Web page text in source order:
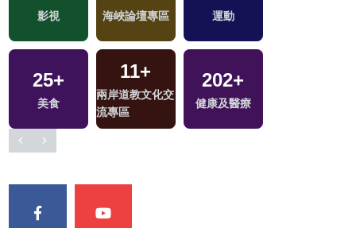
影視 海峽論壇專區 運動
25+
美食
11+
兩岸道教文化交
流專區
202+
健康及醫療